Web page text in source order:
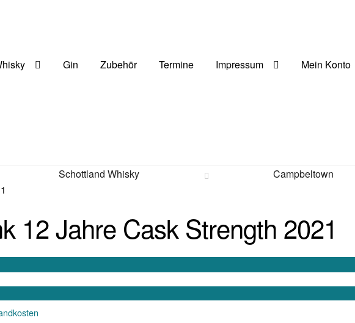
Gin Zubehör Termine Impressum Mein Konto
Schottland Whisky
Campbeltown
12 Jahre Cask Strength 2021